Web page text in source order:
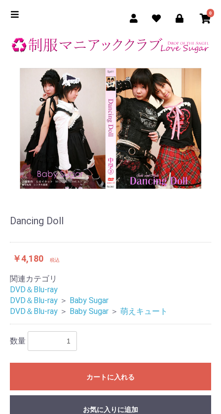
0
Dancing Doll
￥4,180 税込
関連カテゴリ
DVD＆Blu-ray
DVD＆Blu-ray ＞ Baby Sugar
DVD＆Blu-ray ＞ Baby Sugar ＞ 萌えキュート
数量
カートに入れる
お気に入りに追加